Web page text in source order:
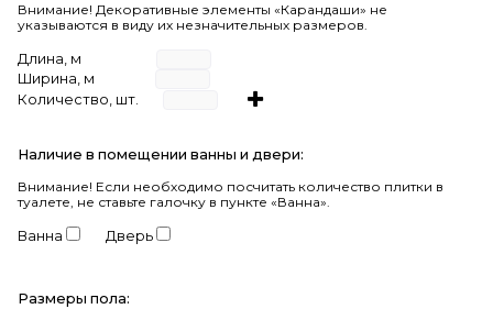
Внимание! Декоративные элементы «Карандаши» не
указываются в виду их незначительных размеров.
Длина, м
Ширина, м
Количество, шт.
Наличие в помещении ванны и двери:
Внимание! Если необходимо посчитать количество плитки в
туалете, не ставьте галочку в пункте «Ванна».
Ванна Дверь
Размеры пола: